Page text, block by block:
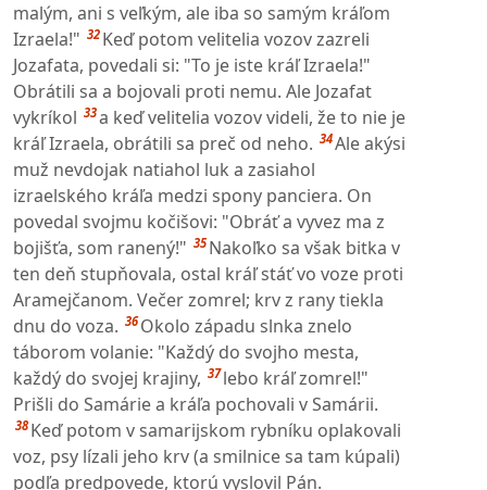
malým, ani s veľkým, ale iba so samým kráľom
Izraela!" 32 Keď potom velitelia vozov zazreli
Jozafata, povedali si: "To je iste kráľ Izraela!"
Obrátili sa a bojovali proti nemu. Ale Jozafat
vykríkol 33a keď velitelia vozov videli, že to nie je
kráľ Izraela, obrátili sa preč od neho. 34Ale akýsi
muž nevdojak natiahol luk a zasiahol
izraelského kráľa medzi spony panciera. On
povedal svojmu kočišovi: "Obráť a vyvez ma z
bojišťa, som ranený!" 35 Nakoľko sa však bitka v
ten deň stupňovala, ostal kráľ stáť vo voze proti
Aramejčanom. Večer zomrel; krv z rany tiekla
dnu do voza. 36 Okolo západu slnka znelo
táborom volanie: "Každý do svojho mesta,
každý do svojej krajiny, 37 lebo kráľ zomrel!"
Prišli do Samárie a kráľa pochovali v Samárii.
38 Keď potom v samarijskom rybníku oplakovali
voz, psy lízali jeho krv (a smilnice sa tam kúpali)
podľa predpovede, ktorú vyslovil Pán.